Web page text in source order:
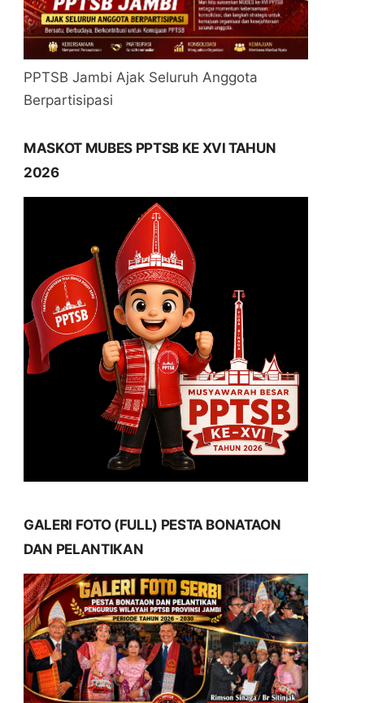
PPTSB Jambi Ajak Seluruh Anggota
Berpartisipasi
MASKOT MUBES PPTSB KE XVI TAHUN
2026
GALERI FOTO (FULL) PESTA BONATAON
DAN PELANTIKAN